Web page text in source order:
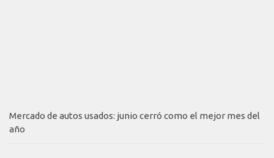
Mercado de autos usados: junio cerró como el mejor mes del
año